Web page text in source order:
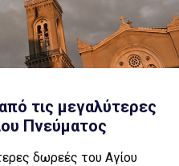
τις μεγαλύτερες
Πνεύματος
δωρεές του Αγίου